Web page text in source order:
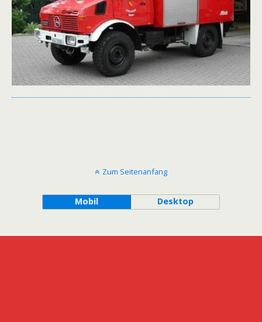
Zum Seitenanfang
Mobil Desktop